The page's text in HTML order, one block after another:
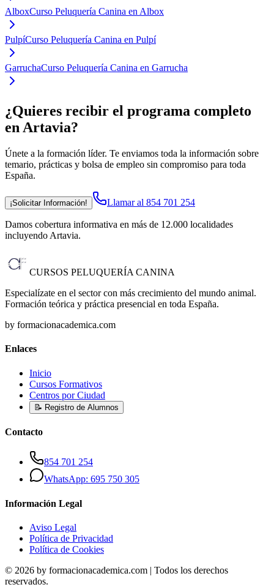
AlboxCurso Peluquería Canina en Albox
PulpíCurso Peluquería Canina en Pulpí
GarruchaCurso Peluquería Canina en Garrucha
¿Quieres recibir el programa completo
en Artavia?
Únete a la formación líder. Te enviamos toda la información sobre
temario, prácticas y bolsa de empleo sin compromiso para toda
España.
¡Solicitar Información! Llamar al 854 701 254
Damos cobertura informativa en más de 12.000 localidades
incluyendo Artavia.
CURSOS PELUQUERÍA CANINA
Especialízate en el sector con más crecimiento del mundo animal.
Formación teórica y práctica presencial en toda España.
by formacionacademica.com
Enlaces
Inicio
Cursos Formativos
Centros por Ciudad
📝 Registro de Alumnos
Contacto
854 701 254
WhatsApp: 695 750 305
Información Legal
Aviso Legal
Política de Privacidad
Política de Cookies
© 2026 by formacionacademica.com | Todos los derechos
reservados.